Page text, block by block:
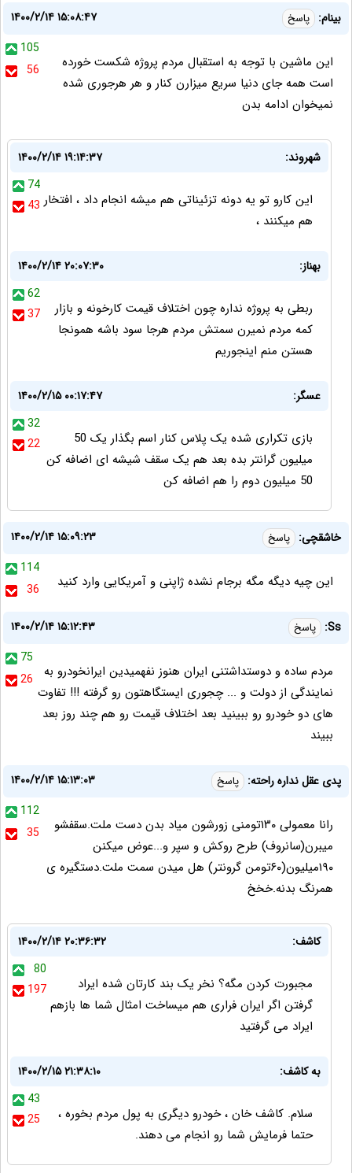
بینام: پاسخ
۱۴۰۰/۲/۱۴ ۱۵:۰۸:۴۷
105
56
این ماشین با توجه به استقبال مردم پروژه شکست خورده
است همه جای دنیا سریع میزارن کنار و هر هرجوری شده
نمیخوان ادامه بدن
شهروند:
۱۴۰۰/۲/۱۴ ۱۹:۱۴:۳۷
74
43 این کارو تو یه دونه تزئیناتی هم میشه انجام داد ، افتخار
هم میکنند ،
بهناز:
۱۴۰۰/۲/۱۴ ۲۰:۰۷:۳۰
62
37
ربطی به پروژه نداره چون اختلاف قیمت کارخونه و بازار
کمه مردم نمیرن سمتش مردم هرجا سود باشه همونجا
هستن منم اینجوریم
عسگر:
۱۴۰۰/۲/۱۵ ۰۰:۱۷:۴۷
32
22
بازی تکراری شده یک پلاس کنار اسم بگذار یک 50
میلیون گرانتر بده بعد هم یک سقف شیشه ای اضافه کن
50 میلیون دوم را هم اضافه کن
خاشقچی: پاسخ
۱۴۰۰/۲/۱۴ ۱۵:۰۹:۲۳
114
36
این چیه دیگه مگه برجام نشده ژاپنی و آمریکایی وارد کنید
Ss: پاسخ
۱۴۰۰/۲/۱۴ ۱۵:۱۲:۴۳
75
26
مردم ساده و دوستداشتنی ایران هنوز نفهمیدین ایرانخودرو به
نمایندگی از دولت و ... چجوری ایستگاهتون رو گرفته !!! تفاوت
های دو خودرو رو ببینید بعد اختلاف قیمت رو هم چند روز بعد
ببیند
پدی عقل نداره راحته: پاسخ
۱۴۰۰/۲/۱۴ ۱۵:۱۳:۰۳
112
35
رانا معمولی ۱۳۰تومنی زورشون میاد بدن دست ملت.سقفشو
میبرن(سانروف) طرح روکش و سپر و...عوض میکنن
۱۹۰میلیون(۶۰تومن گرونتر) هل میدن سمت ملت.دستگیره ی
همرنگ بدنه.خخخ
کاشف:
۱۴۰۰/۲/۱۴ ۲۰:۳۶:۳۲
80
197
مجبورت کردن مگه؟ نخر یک بند کارتان شده ایراد
گرفتن اگر ایران فراری هم میساخت امثال شما ها بازهم
ایراد می گرفتید
به کاشف:
۱۴۰۰/۲/۱۵ ۲۱:۳۸:۱۰
43
25
سلام. کاشف خان ، خودرو دیگری به پول مردم بخوره ،
حتما فرمایش شما رو انجام می دهند.